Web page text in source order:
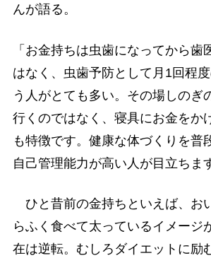
んが語る。
「お金持ちは虫歯になってから歯
はなく、虫歯予防として月1回程
う人がとても多い。その場しのぎ
行くのではなく、寝具にお金をか
も特徴です。健康な体づくりを普
自己管理能力が高い人が目立ちま
ひと昔前の金持ちといえば、お
らふく食べて太っているイメージ
在は逆転。むしろダイエットに励